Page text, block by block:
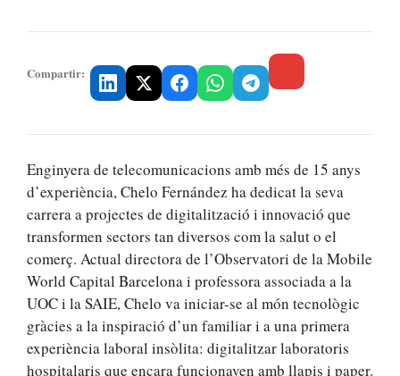
Compartir:
Enginyera de telecomunicacions amb més de 15 anys
d’experiència, Chelo Fernández ha dedicat la seva
carrera a projectes de digitalització i innovació que
transformen sectors tan diversos com la salut o el
comerç. Actual directora de l’Observatori de la Mobile
World Capital Barcelona i professora associada a la
UOC i la SAIE, Chelo va iniciar-se al món tecnològic
gràcies a la inspiració d’un familiar i a una primera
experiència laboral insòlita: digitalitzar laboratoris
hospitalaris que encara funcionaven amb llapis i paper.